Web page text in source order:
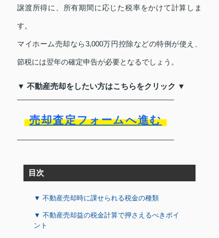
譲渡所得に、所有期間に応じた税率をかけて計算しま
す。
マイホーム売却なら3,000万円控除などの特例が使え、
節税には翌年の確定申告が必要となるでしょう。
▼ 不動産売却をしたい方はこちらをクリック ▼
売却査定フォームへ進む
目次
▼ 不動産売却時に課せられる税金の種類
▼ 不動産売却益の税金計算で押さえるべきポイ
ント